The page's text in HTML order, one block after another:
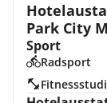
Park City
Sport
Radsport